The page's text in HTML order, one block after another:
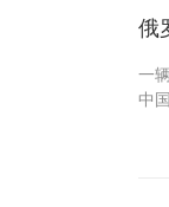
俄
一
中